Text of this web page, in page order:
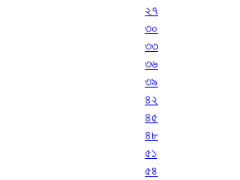
২৭
৩০
৩৩
৩৬
৩৯
৪২
৪৫
৪৮
৫১
৫৪